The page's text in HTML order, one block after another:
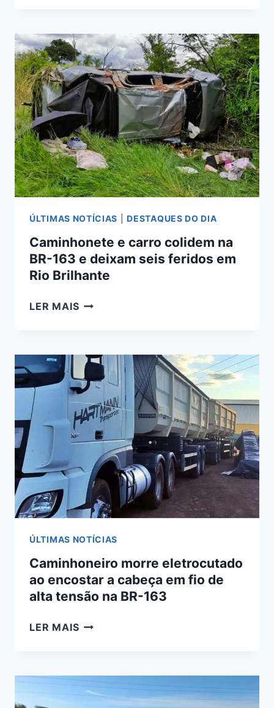
DE
MACONHA
E
ARMAS
EM
RODOVIA
DE
MS
ÚLTIMAS NOTÍCIAS |DESTAQUES DO DIA
Caminhonete e carro colidem na
BR-163 e deixam seis feridos em
Rio Brilhante
LER MAISCAMINHONETE
NA
BR-
163
E
DEIXAM
SEIS
FERIDOS
EM
RIO
BRILHANTE
ÚLTIMAS NOTÍCIAS
Caminhoneiro morre eletrocutado
ao encostar a cabeça em fio de
alta tensão na BR-163
LER MAISCAMINHONEIRO
A